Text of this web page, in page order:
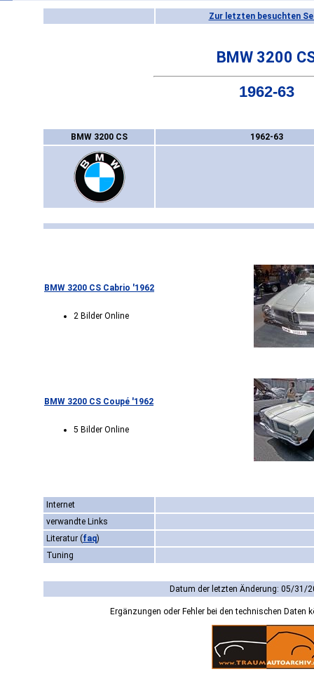
Zur letzten besuchten
BMW 3200
1962-63
BMW 3200 CS 1962-63
BMW 3200 CS Cabrio '1962
2 Bilder Online
BMW 3200 CS Coupé '1962
5 Bilder Online
Internet
verwandte Links
Literatur (faq)
Tuning
Datum der letzten Änderung: 05/31/
Ergänzungen oder Fehler bei den technischen Daten